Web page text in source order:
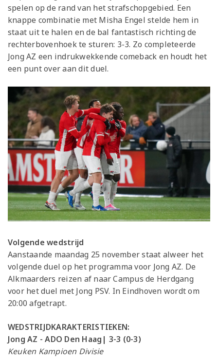
spelen op de rand van het strafschopgebied. Een
knappe combinatie met Misha Engel stelde hem in
staat uit te halen en de bal fantastisch richting de
rechterbovenhoek te sturen: 3-3. Zo completeerde
Jong AZ een indrukwekkende comeback en houdt het
een punt over aan dit duel.
Volgende wedstrijd
Aanstaande maandag 25 november staat alweer het
volgende duel op het programma voor Jong AZ. De
Alkmaarders reizen af naar Campus de Herdgang
voor het duel met Jong PSV. In Eindhoven wordt om
20:00 afgetrapt.
WEDSTRIJDKARAKTERISTIEKEN:
Jong AZ - ADO Den Haag| 3-3 (0-3)
Keuken Kampioen Divisie